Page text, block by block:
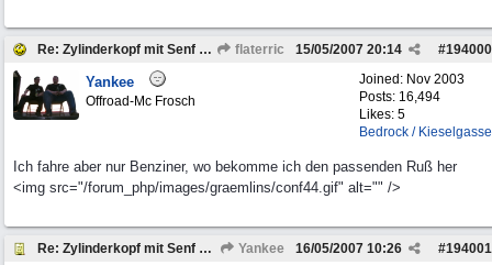
Re: Zylinderkopf mit Senf abdichten flaterric #194000
15/05/2007 20:14
Joined: Nov 2003
Posts: 16,494
Likes: 5
Bedrock / Kieselgasse
Yankee
Offroad-Mc Frosch
Ich fahre aber nur Benziner, wo bekomme ich den passenden Ruß her
<img src="/forum_php/images/graemlins/conf44.gif" alt="" />
Re: Zylinderkopf mit Senf abdichten Yankee #194001
16/05/2007 10:26